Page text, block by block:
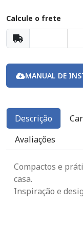
Calcule o frete
MANUAL DE
Descrição
Avaliações
Compactos e
casa.
Inspiração e